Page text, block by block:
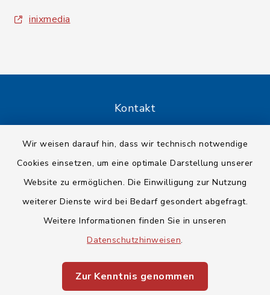
Wir weisen darauf hin, dass wir technisch notwendige
Cookies einsetzen, um eine optimale Darstellung unserer
Website zu ermöglichen. Die Einwilligung zur Nutzung
weiterer Dienste wird bei Bedarf gesondert abgefragt.
Weitere Informationen finden Sie in unseren
Datenschutzhinweisen.
Zur Kenntnis genommen
inixmedia
Kontakt
Barrierefreiheit
Datenschutz
Impressum
Sitemap
Cookie-Einstellungen